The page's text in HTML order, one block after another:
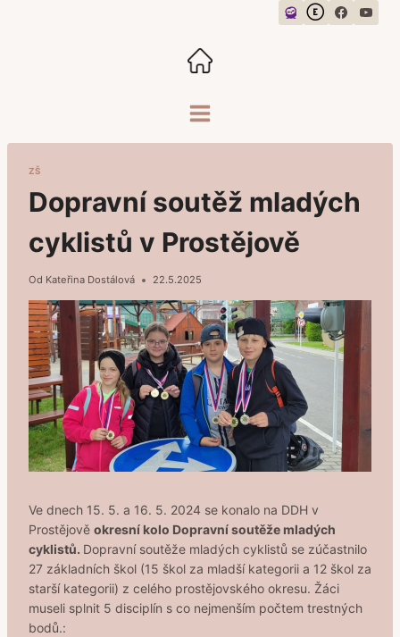
ZŠ
Dopravní soutěž mladých
cyklistů v Prostějově
Od Kateřina Dostálová 22.5.2025
Ve dnech 15. 5. a 16. 5. 2024 se konalo na DDH v
Prostějově okresní kolo Dopravní soutěže mladých
cyklistů. Dopravní soutěže mladých cyklistů se zúčastnilo
27 základních škol (15 škol za mladší kategorii a 12 škol za
starší kategorii) z celého prostějovského okresu. Žáci
museli splnit 5 disciplín s co nejmenším počtem trestných
bodů.: